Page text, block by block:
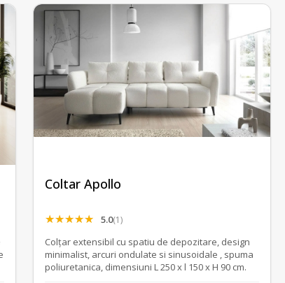
Coltar Apollo
5.0(1)
Colțar extensibil cu spatiu de depozitare, design
minimalist, arcuri ondulate si sinusoidale , spuma
poliuretanica, dimensiuni L 250 x l 150 x H 90 cm.